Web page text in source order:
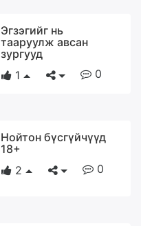
Эгзэгийг нь
тааруулж авсан
зургууд
1
0
Нойтон бүсгүйчүүд
18+
2
0